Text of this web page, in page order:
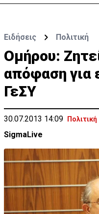
Ειδήσεις Πολιτική
Ομήρου:
απόφαση για
ΓεΣΥ
30.07.2013 14:09 Πολιτική
SigmaLive